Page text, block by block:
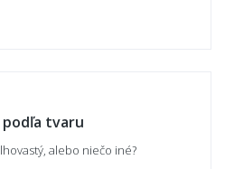
koberca?
tvaru
alebo niečo iné?